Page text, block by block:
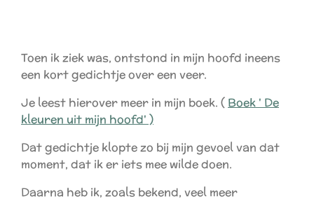
Toen ik ziek was, ontstond in mijn hoofd ineens
een kort gedichtje over een veer.
Je leest hierover meer in mijn boek. ( Boek ' De
kleuren uit mijn hoofd' )
Dat gedichtje klopte zo bij mijn gevoel van dat
moment, dat ik er iets mee wilde doen.
Daarna heb ik, zoals bekend, veel meer